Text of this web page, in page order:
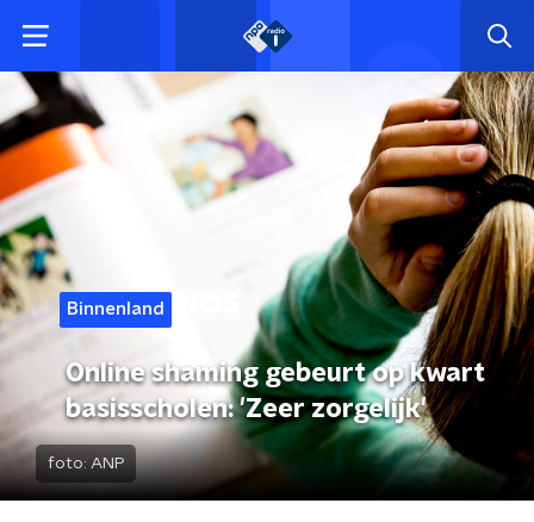
Binnenland
Online shaming gebeurt op kwart
basisscholen: 'Zeer zorgelijk'
foto: ANP